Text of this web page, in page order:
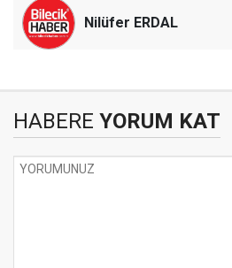
Nilüfer ERDAL
HABERE YORUM KAT